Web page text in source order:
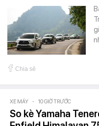
Chia sẻ
XE MÁY - 10 GIỜ TRƯỚC
So kè Yamaha